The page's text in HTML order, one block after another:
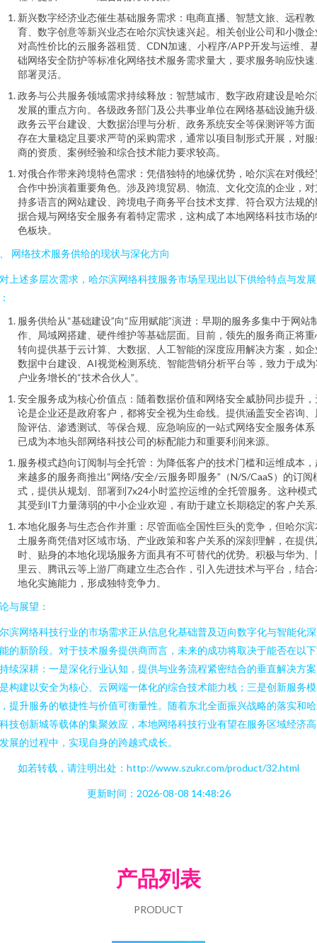
新兴数字经济业态催生基础服务需求：电商直播、智慧文旅、远程教
育、数字创意等新兴业态在哈尔滨快速兴起。相关创业公司和小微企
对高性价比的云服务器租赁、CDN加速、小程序/APP开发与运维、
础网络安全防护等标准化网络技术服务需求量大，要求服务响应快速
部署灵活。
政务与公共服务领域需求持续释放：智慧城市、数字政府建设是哈尔
发展的重点方向。各级政务部门及公共事业单位在网络基础设施升级
政务云平台建设、大数据治理与分析、政务系统安全等保测评等方面
存在大量稳定且要求严苛的采购需求，通常以项目制形式开展，对服
商的资质、案例经验和综合技术能力要求较高。
对俄合作带来跨境特色需求：凭借独特的地缘优势，哈尔滨在对俄经
合作中扮演着重要角色。涉及跨境贸易、物流、文化交流的企业，对
持多语言的网站建设、跨境电子商务平台技术支撑、符合双方法规的
据合规与网络安全服务有着特定需求，这构成了本地网络科技市场的
色板块。
网络技术服务供给的现状与深化方向
上述多层次需求，哈尔滨网络科技服务市场呈现出以下供给特点与发
服务供给从“基础建设”向“应用赋能”演进：早期的服务多集中于网站
作、局域网搭建、硬件维护等基础层面。目前，领先的服务商正将重
转向提供基于云计算、大数据、人工智能的深度应用解决方案，如企
数据中台建设、AI视觉检测系统、智能营销分析平台等，致力于成
户业务增长的“技术合伙人”。
安全服务成为核心价值点：随着数据价值和网络安全威胁同步提升，
论是企业还是政府客户，都将安全视为生命线。提供涵盖安全咨询、
险评估、渗透测试、等保合规、应急响应的一站式网络安全服务体系
已成为本地头部网络科技公司的标配能力和重要利润来源。
服务模式趋向订阅制与全托管：为降低客户的技术门槛和运维成本，
来越多的服务商推出“网络/安全/云服务即服务”（N/S/CaaS）的订阅
式，提供从规划、部署到7x24小时监控运维的全托管服务。这种模
其受到IT力量薄弱的中小企业欢迎，有助于建立长期稳定的客户关
本地化服务与生态合作并重：尽管面临全国性巨头的竞争，但哈尔滨
土服务商凭借对区域市场、产业政策和客户关系的深刻理解，在提供
时、贴身的本地化现场服务方面具有不可替代的优势。积极与华为、
里云、腾讯云等上游厂商建立生态合作，引入先进技术与平台，结合
地化实施能力，形成独特竞争力。
与展望：
滨网络科技行业的市场需求正从信息化基础普及迈向数字化与智能化
的新阶段。对于技术服务提供商而言，未来的成功将取决于能否在以
续深耕：一是深化行业认知，提供与业务流程紧密结合的垂直解决方
构建以安全为核心、云网端一体化的综合技术能力栈；三是创新服务模
提升服务的敏捷性与价值可衡量性。随着东北全面振兴战略的落实和
技创新城等载体的集聚效应，本地网络科技行业有望在服务区域经济
展的过程中，实现自身的跨越式成长。
如若转载，请注明出处：http://www.szukr.com/product/32.html
更新时间：2026-08-08 14:48:26
产品列表
PRODUCT